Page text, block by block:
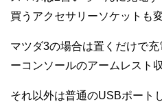
買うアクセサリーソケットも
マツダ3の場合は置くだけで
ーコンソールのアームレスト
それ以外は普通のUSBポート